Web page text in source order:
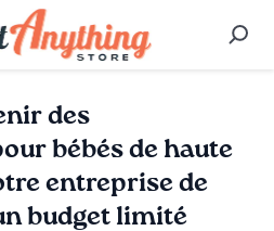
des
bébés de haute
entreprise de
budget limité